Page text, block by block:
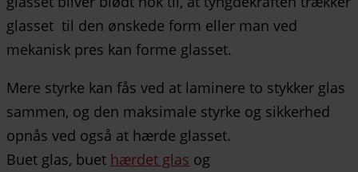
glasset til den ønskede form eller man ved
mekanisk pres kan forme glasset.
Mere styrke kan fås ved at laminere to stykker glas
sammen, og den maksimale styrke og sikkerhed
opnås ved også at hærde glasset.
Buet glas, buet hærdet glas og